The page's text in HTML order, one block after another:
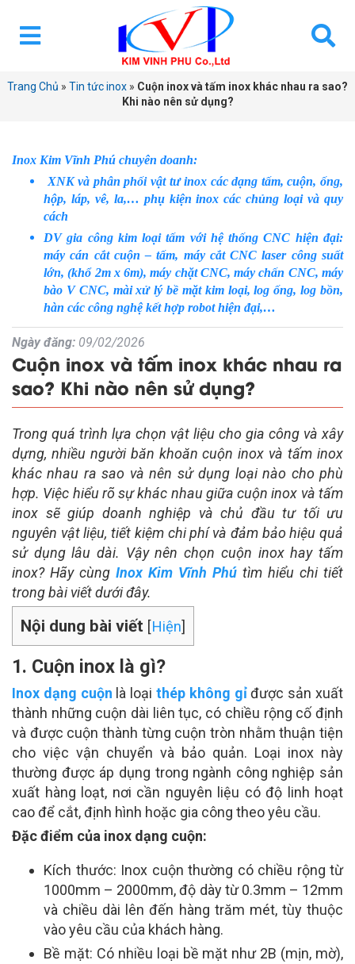
Trang Chủ » Tin tức inox » Cuộn inox và tấm inox khác nhau ra sao?
Khi nào nên sử dụng?
Inox Kim Vĩnh Phú chuyên doanh:
XNK và phân phối vật tư inox các dạng tấm, cuộn, ống,
hộp, láp, vê, la,… phụ kiện inox các chủng loại và quy
cách
DV gia công kim loại tấm với hệ thống CNC hiện đại:
máy cán cắt cuộn – tấm, máy cắt CNC laser công suất
lớn, (khổ 2m x 6m), máy chặt CNC, máy chấn CNC, máy
bào V CNC, mài xử lý bề mặt kim loại, log ống, log bồn,
hàn các công nghệ kết hợp robot hiện đại,…
Ngày đăng: 09/02/2026
Cuộn inox và tấm inox khác nhau ra
sao? Khi nào nên sử dụng?
Trong quá trình lựa chọn vật liệu cho gia công và xây
dựng, nhiều người băn khoăn cuộn inox và tấm inox
khác nhau ra sao và nên sử dụng loại nào cho phù
hợp. Việc hiểu rõ sự khác nhau giữa cuộn inox và tấm
inox sẽ giúp doanh nghiệp và chủ đầu tư tối ưu
nguyên vật liệu, tiết kiệm chi phí và đảm bảo hiệu quả
sử dụng lâu dài. Vậy nên chọn cuộn inox hay tấm
inox? Hãy cùng Inox Kim Vĩnh Phú tìm hiểu chi tiết
trong bài viết dưới đây.
Nội dung bài viết [Hiện]
1. Cuộn inox là gì?
Inox dạng cuộn là loạithép không gỉđược sản xuất
thành những cuộn dài liên tục, có chiều rộng cố định
và được cuộn thành từng cuộn tròn nhằm thuận tiện
cho việc vận chuyển và bảo quản. Loại inox này
thường được áp dụng trong ngành công nghiệp sản
xuất hàng loạt, nơi cần nguyên liệu có độ linh hoạt
cao để cắt, định hình hoặc gia công theo yêu cầu.
Đặc điểm của inox dạng cuộn:
Kích thước: Inox cuộn thường có chiều rộng từ
1000mm – 2000mm, độ dày từ 0.3mm – 12mm
và chiều dài lên đến hàng trăm mét, tùy thuộc
vào yêu cầu của khách hàng.
Bề mặt: Có nhiều loại bề mặt như 2B (mịn, mờ),